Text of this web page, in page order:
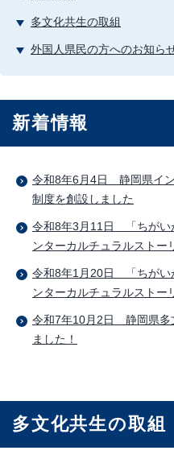
多文化共生の取組
外国人県民の方へのお知ら
新着情報
令和8年6月4日 静岡県イ
制度を創設しました
令和8年3月11日 「ちがい
ンターカルチュラルストー
令和8年1月20日 「ちがい
ンターカルチュラルストー
令和7年10月2日 静岡県多
ました！
多文化共生の取組